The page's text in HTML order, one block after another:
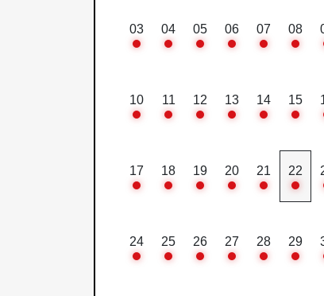
03 04 05 06 07 08
10 11 12 13 14 15
17 18 19 20 21 22
24 25 26 27 28 29